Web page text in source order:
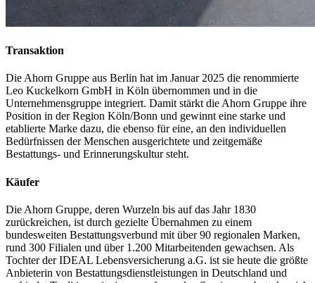
Transaktion
Die Ahorn Gruppe aus Berlin hat im Januar 2025 die renommierte
Leo Kuckelkorn GmbH in Köln übernommen und in die
Unternehmensgruppe integriert. Damit stärkt die Ahorn Gruppe ihre
Position in der Region Köln/Bonn und gewinnt eine starke und
etablierte Marke dazu, die ebenso für eine, an den individuellen
Bedürfnissen der Menschen ausgerichtete und zeitgemäße
Bestattungs- und Erinnerungskultur steht.
Käufer
Die Ahorn Gruppe, deren Wurzeln bis auf das Jahr 1830
zurückreichen, ist durch gezielte Übernahmen zu einem
bundesweiten Bestattungsverbund mit über 90 regionalen Marken,
rund 300 Filialen und über 1.200 Mitarbeitenden gewachsen. Als
Tochter der IDEAL Lebensversicherung a.G. ist sie heute die größte
Anbieterin von Bestattungsdienstleistungen in Deutschland und